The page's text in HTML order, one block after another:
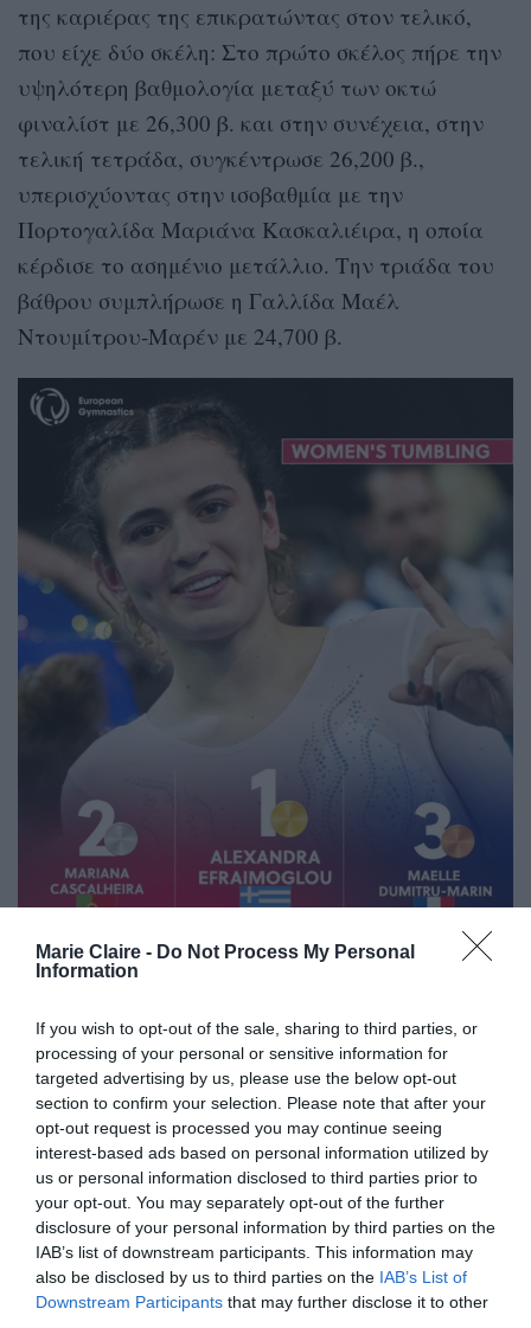
Marie Claire - Do Not Process My Personal
Information
If you wish to opt-out of the sale, sharing to third parties, or
processing of your personal or sensitive information for
targeted advertising by us, please use the below opt-out
section to confirm your selection. Please note that after your
opt-out request is processed you may continue seeing
interest-based ads based on personal information utilized by
us or personal information disclosed to third parties prior to
your opt-out. You may separately opt-out of the further
disclosure of your personal information by third parties on the
IAB’s list of downstream participants. This information may
also be disclosed by us to third parties on the IAB’s List of
Downstream Participants that may further disclose it to other
της καριέρας της επικρατώντας στον τελικό,
που είχε δύο σκέλη: Στο πρώτο σκέλος πήρε την
υψηλότερη βαθμολογία μεταξύ των οκτώ
φιναλίστ με 26,300 β. και στην συνέχεια, στην
τελική τετράδα, συγκέντρωσε 26,200 β.,
υπερισχύοντας στην ισοβαθμία με την
Πορτογαλίδα Μαριάνα Κασκαλιέιρα, η οποία
κέρδισε το ασημένιο μετάλλιο. Την τριάδα του
βάθρου συμπλήρωσε η Γαλλίδα Μαέλ
Ντουμίτρου-Μαρέν με 24,700 β.
Η Εφραίμογλου είχε πάρει την 8η θέση στο
προηγούμενο Ευρωπαϊκό Πρωτάθλημα πρόπερσι
στοΡίμινιτηςΙταλίας, στο ντεμπούτο της
στην κατηγορία Γυναικών, ενώ πέρσι είχε
τερματίσει 7η στο αντίστοιχοΠαγκόσμιο
ΠρωτάθλημαστοΜπέρμιγχαμ, παράλληλα με
πολλές ακόμη επιτυχίες σε Παγκόσμια Κύπελλα.
Ονειρευόμουν αυτή τη στιγμή εδώ και πολλά